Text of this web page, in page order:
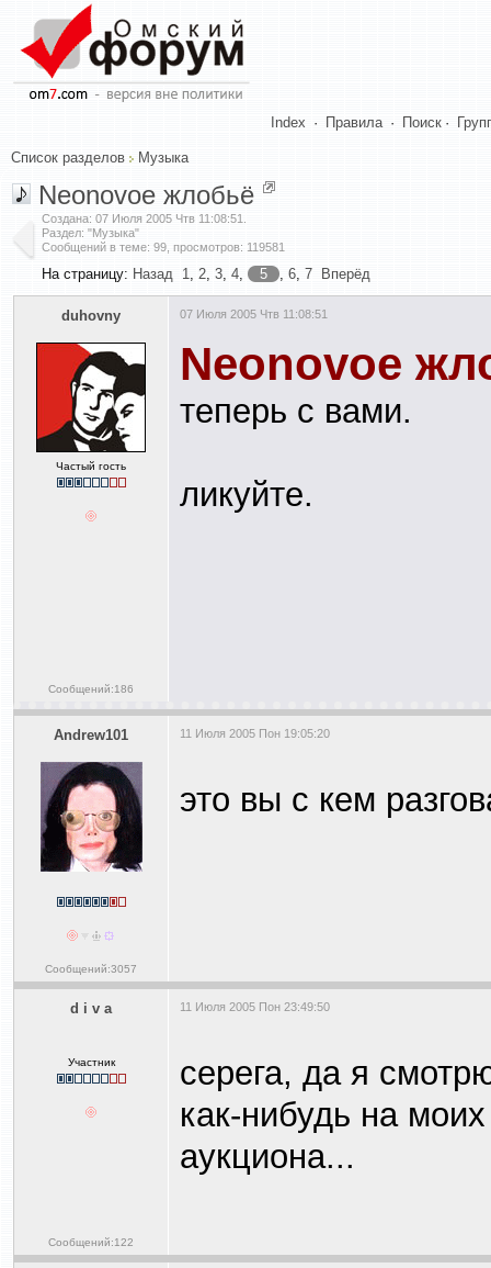
Index · Правила · Поиск ·
Список разделов Музыка
Neonovoe жлобьё
Создана: 07 Июля 2005 Чтв 11:08:51
Раздел: "Музыка"
Сообщений в теме: 99, просмотров: 119581
На страницу: Назад 1, 2, 3, 4, 5 , 6, 7 Вперёд
duhovny
Частый гость
Сообщений:186
07 Июля 2005 Чтв 11:08:51
Neonovoe
теперь с вами.
ликуйте.
Andrew101
Сообщений:3057
11 Июля 2005 Пон 19:05:20
это вы с кем
d i v a
Участник
Сообщений:122
11 Июля 2005 Пон 23:49:50
серега, да я
как-нибудь на
аукциона...